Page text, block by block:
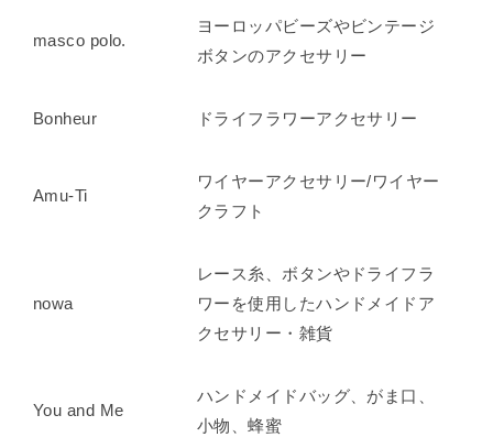
masco polo.
ヨーロッパビーズやビンテージ
ボタンのアクセサリー
Bonheur ドライフラワーアクセサリー
Amu-Ti
ワイヤーアクセサリー/ワイヤー
クラフト
nowa
レース糸、ボタンやドライフラ
ワーを使用したハンドメイドア
クセサリー・雑貨
You and Me
ハンドメイドバッグ、がま口、
小物、蜂蜜